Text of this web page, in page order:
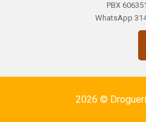
PBX
WhatsApp
2026 ©